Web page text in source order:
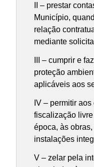
II – prestar
Município,
relação
mediante
III – cumprir e
proteção
aplicáveis aos
IV – permitir
fiscalização
época, às
instalações
V – zelar pela